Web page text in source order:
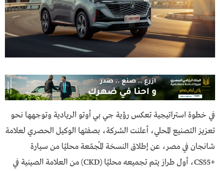
في خطوة استراتيجية تعكس رؤية جي بي أوتو الريادية وتوجهها نحو
تعزيز التصنيع المحلي، أعلنت الشركة، بصفتها الوكيل الحصري لعلامة
شانجان في مصر، عن إطلاق النسخة المُجمّعة محليًا من سيارة
+CS55، أول طراز يتم تجميعه محليًا (CKD) من العلامة الصينية في